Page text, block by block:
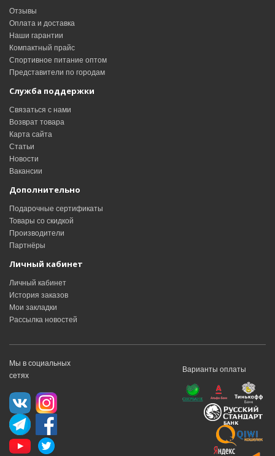
Отзывы
Оплата и доставка
Наши гарантии
Компактный прайс
Спортивное питание оптом
Представители по городам
Служба поддержки
Связаться с нами
Возврат товара
Карта сайта
Статьи
Новости
Вакансии
Дополнительно
Подарочные сертификаты
Товары со скидкой
Производители
Партнёры
Личный кабинет
Личный кабинет
История заказов
Мои закладки
Рассылка новостей
Мы в социальных
сетях
Варианты оплаты